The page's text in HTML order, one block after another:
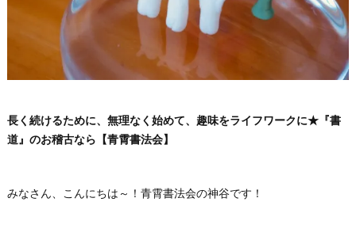
長く続けるために、無理なく始めて、趣味をライフワークに★『書
道』のお稽古なら【青霄書法会】
みなさん、こんにちは～！青霄書法会の神谷です！